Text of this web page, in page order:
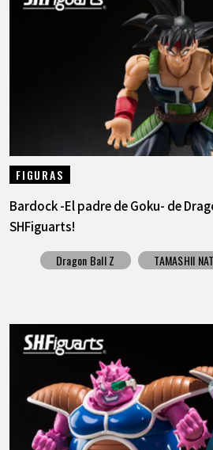
FIGURAS
Bardock -El padre de Goku- de
SHFiguarts!
Dragon Ball Z TAMASHII